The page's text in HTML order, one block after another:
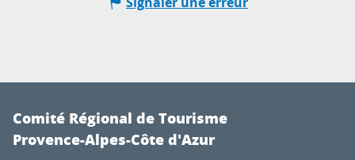
Comité Régional de Tourisme
Provence-Alpes-Côte d'Azur